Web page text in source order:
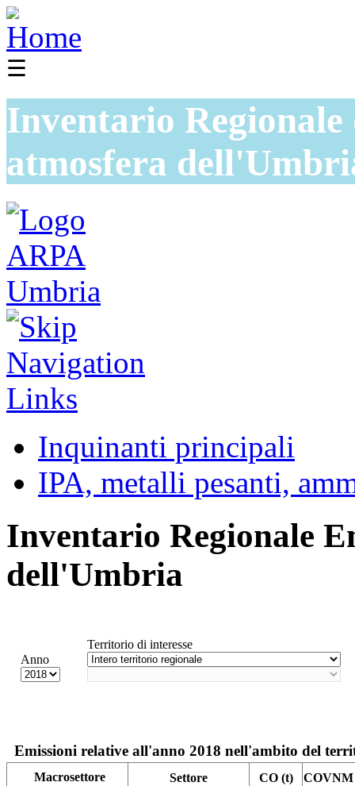
☰
Inventario
atmosfera
Inquinanti principali
IPA, metalli pesanti,
Inventario Regionale
dell'Umbria
Anno
Territorio di interesse
Emissioni relative all'anno 2018 nell'ambito del
Macrosettore Settore CO (t)
COVNM